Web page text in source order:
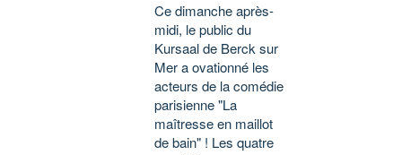
Ce dimanche après-
midi, le public du
Kursaal de Berck sur
Mer a ovationné les
acteurs de la comédie
parisienne "La
maîtresse en maillot
de bain" ! Les quatre